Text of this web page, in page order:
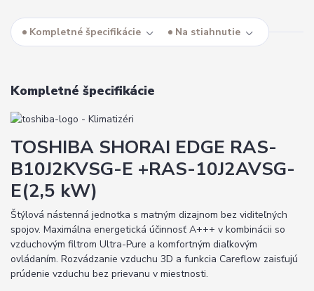
Kompletné špecifikácie Na stiahnutie
Kompletné špecifikácie
TOSHIBA SHORAI EDGE RAS-
B10J2KVSG-E +RAS-10J2AVSG-
E(2,5 kW)
Štýlová nástenná jednotka s matným dizajnom bez viditeľných
spojov. Maximálna energetická účinnosť A+++ v kombinácii so
vzduchovým filtrom Ultra-Pure a komfortným diaľkovým
ovládaním. Rozvádzanie vzduchu 3D a funkcia Careflow zaisťujú
prúdenie vzduchu bez prievanu v miestnosti.